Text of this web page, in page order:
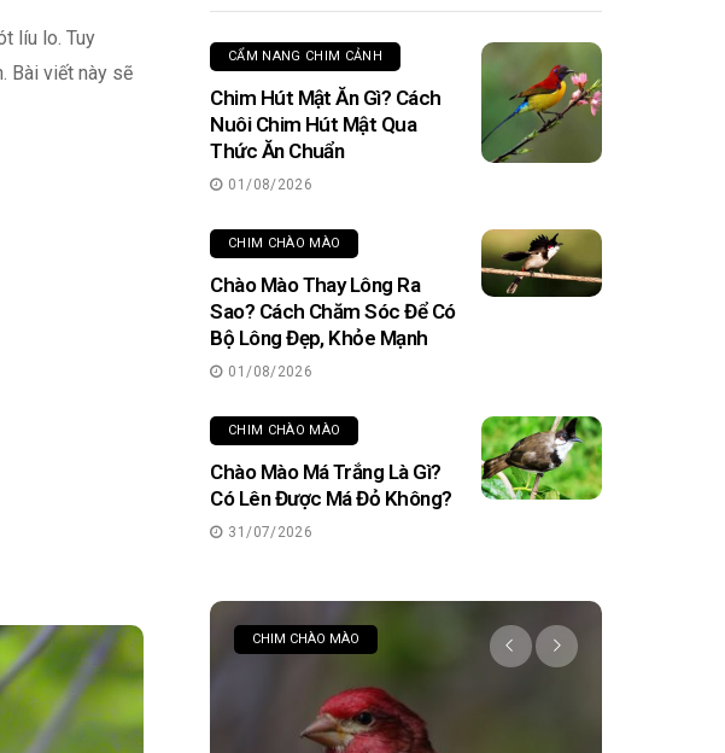
líu lo. Tuy
Bài viết này sẽ
CẨM NANG CHIM CẢNH
Chim Hút Mật Ăn Gì? Cách
Nuôi Chim Hút Mật Qua
Thức Ăn Chuẩn
01/08/2026
CHIM CHÀO MÀO
Chào Mào Thay Lông Ra
Sao? Cách Chăm Sóc Để Có
Bộ Lông Đẹp, Khỏe Mạnh
01/08/2026
CHIM CHÀO MÀO
Chào Mào Má Trắng Là Gì?
Có Lên Được Má Đỏ Không?
31/07/2026
CHIM CHÀO MÀO CHIM CHÀO MÀO